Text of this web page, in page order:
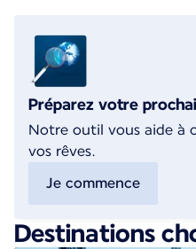
Préparez votre
Notre outil vous aide à
vos rêves.
Je commence
Destinations